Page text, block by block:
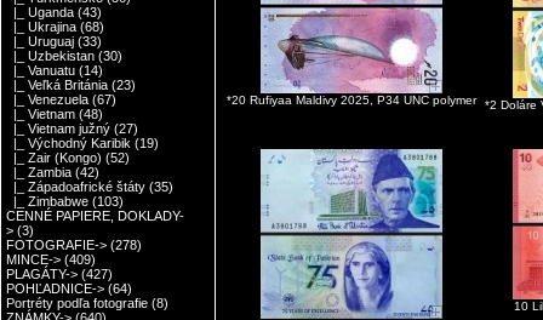
|_ Uganda (43)
|_ Ukrajina (68)
|_ Uruguaj (33)
|_ Uzbekistan (30)
|_ Vanuatu (14)
|_ Veľká Británia (23)
|_ Venezuela (67)
|_ Vietnam (48)
|_ Vietnam južný (27)
|_ Východný Karibik (19)
|_ Zair (Kongo) (52)
|_ Zambia (42)
|_ Západoafrické štáty (35)
|_ Zimbabwe (103)
CENNÉ PAPIERE, DOKLADY-
> (3)
FOTOGRAFIE-> (278)
MINCE-> (409)
PLAGÁTY-> (427)
POHĽADNICE-> (64)
Portréty podľa fotografie (8)
*20 Rufiyaa Maldivy 2025, P34 UNC polymer *2 Doláre
10